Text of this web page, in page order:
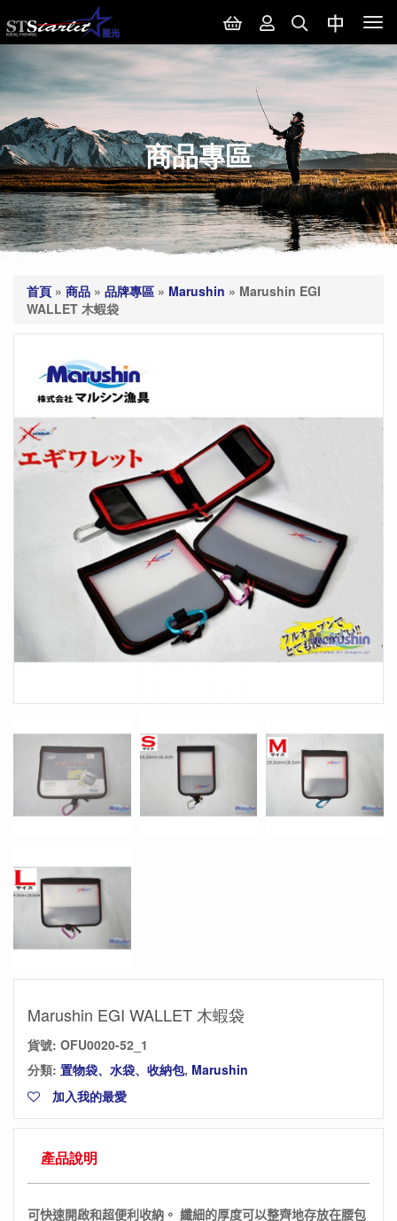
商品專區
首頁 » 商品 » 品牌專區 » Marushin » Marushin EGI
WALLET 木蝦袋
Marushin EGI WALLET 木蝦袋
貨號: OFU0020-52_1
分類: 置物袋、水袋、收納包, Marushin
加入我的最愛
產品說明
可快速開啟和超便利收納。 纖細的厚度可以整齊地存放在腰包